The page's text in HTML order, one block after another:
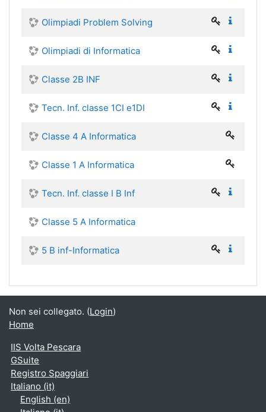
Olimpiadi Problem Solving
Olimpiadi di Informatica
Classe 2B INF
Tecn. Inf. classe 1CI e1DI
Classe 4 A Informatica
Classe 1 A Informatica
Tecn. Inf. classe I B Inf
Classe 5 A Informatica
5 B inf-Informatica
Non sei collegato. (Login)
Home
IIS Volta Pescara
GSuite
Registro Spaggiari
Italiano ‎(it)‎
English ‎(en)‎